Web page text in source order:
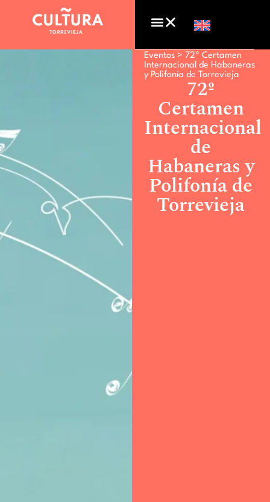
Eventos > 72º Certamen
Internacional de Habaneras
y Polifonía de Torrevieja
72º
Certamen
Internacional
de
Habaneras y
Polifonía de
Torrevieja